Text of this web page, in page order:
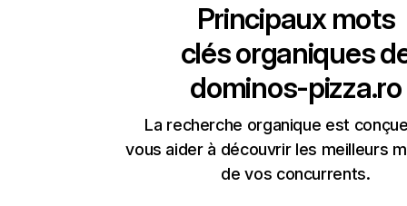
Principaux mots
clés organiques
dominos-pizza.ro
La recherche organique est
vous aider à découvrir les meilleurs
de vos concurrents.